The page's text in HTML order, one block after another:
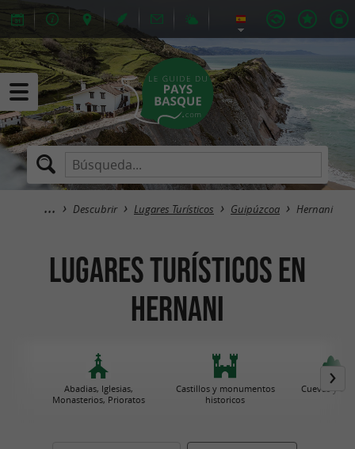
Descubrir Lugares Turísticos Guipúzcoa Hernani
Lugares Turísticos en
Hernani
Abadias, Iglesias,
Monasterios, Prioratos
Castillos y monumentos
historicos
Cuevas y